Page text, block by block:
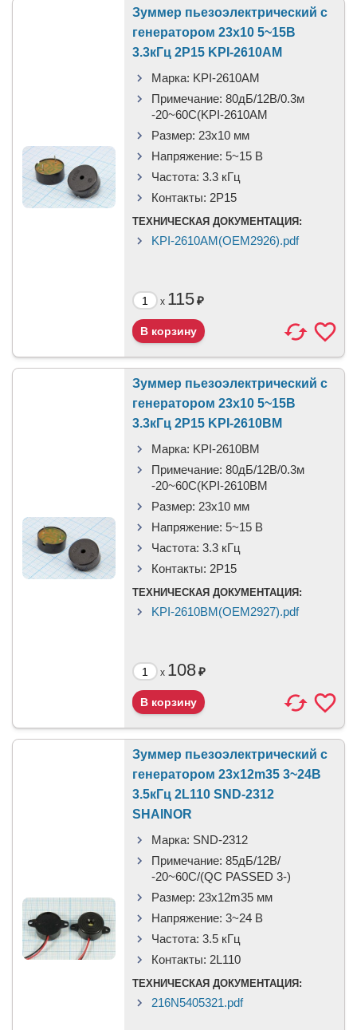
Зуммер пьезоэлектрический c
генератором 23x10 5~15В
3.3кГц 2P15 KPI-2610AM
Марка: KPI-2610AM
Примечание: 80дБ/12В/0.3м
-20~60C(KPI-2610AM
Размер: 23x10 мм
Напряжение: 5~15 В
Частота: 3.3 кГц
Контакты: 2P15
ТЕХНИЧЕСКАЯ ДОКУМЕНТАЦИЯ:
KPI-2610AM(OEM2926).pdf
x 115₽
Зуммер пьезоэлектрический c
генератором 23x10 5~15В
3.3кГц 2P15 KPI-2610BM
Марка: KPI-2610BM
Примечание: 80дБ/12В/0.3м
-20~60C(KPI-2610BM
Размер: 23x10 мм
Напряжение: 5~15 В
Частота: 3.3 кГц
Контакты: 2P15
ТЕХНИЧЕСКАЯ ДОКУМЕНТАЦИЯ:
KPI-2610BM(OEM2927).pdf
x 108₽
Зуммер пьезоэлектрический c
генератором 23x12m35 3~24В
3.5кГц 2L110 SND-2312
SHAINOR
Марка: SND-2312
Примечание: 85дБ/12В/
-20~60C/(QC PASSED 3-)
Размер: 23x12m35 мм
Напряжение: 3~24 В
Частота: 3.5 кГц
Контакты: 2L110
ТЕХНИЧЕСКАЯ ДОКУМЕНТАЦИЯ:
216N5405321.pdf